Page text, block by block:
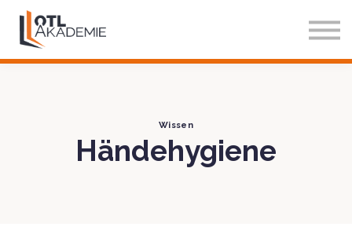
Wissen
Händehygiene